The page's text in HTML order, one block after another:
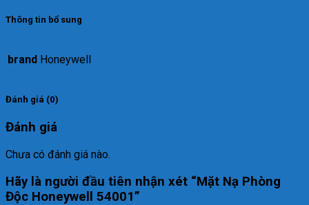
Thông tin bổ sung
brand Honeywell
Đánh giá (0)
Đánh giá
Chưa có đánh giá nào.
Hãy là người đầu tiên nhận xét “Mặt Nạ Phòng
Độc Honeywell 54001”